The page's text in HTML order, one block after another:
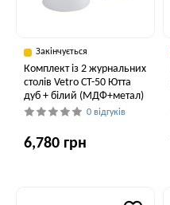
Закінчується
Комплект із 2 журнальних
столів Vetro CT-50 Ютта
дуб + білий (МДФ+метал)
0 відгуків
6,780 грн